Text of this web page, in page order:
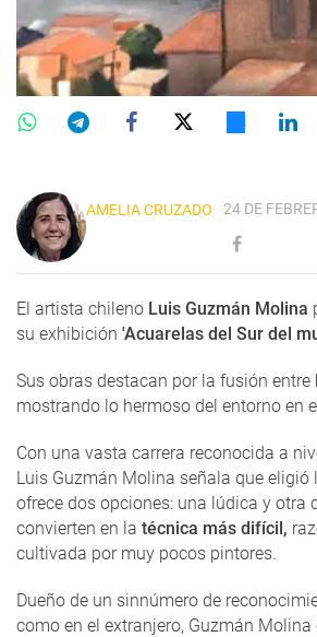
AMELIA CRUZADO 24 DE
El artista chileno Luis Guzmán Molina
su exhibición 'Acuarelas del Sur del
Sus obras destacan por la fusión entre
mostrando lo hermoso del entorno en
Con una vasta carrera reconocida a
Luis Guzmán Molina señala que eligió
ofrece dos opciones: una lúdica y otra
convierten en la técnica más difícil,
cultivada por muy pocos pintores.
Dueño de un sinnúmero de
como en el extranjero, Guzmán Molina